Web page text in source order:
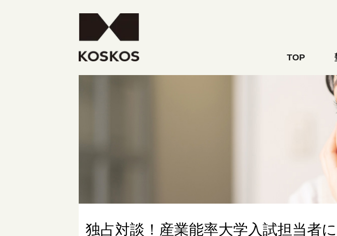
TOP
独占対談！産業能率大学入試担当者